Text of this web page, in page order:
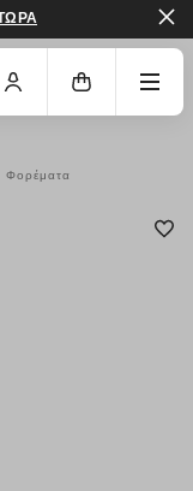
ΣΤΟ ΚΆΤΩ ΜΈΡΟΣ
Φορέματα